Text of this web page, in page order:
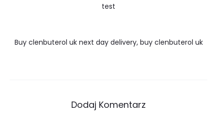
test
Buy clenbuterol uk next day delivery, buy clenbuterol uk
Dodaj Komentarz